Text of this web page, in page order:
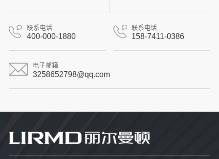
联系电话
400-000-1880
联系电话
158-7411-0386
电子邮箱
3258652798@qq.com